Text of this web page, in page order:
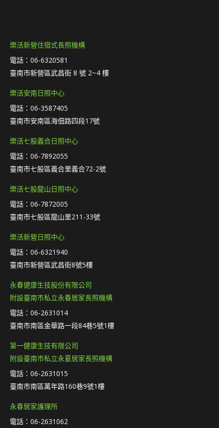
樂活新營住宿式長照機構
電話：06-6320581
臺南市新營區武昌街 8 號 2~4 樓
樂活安南日照中心
電話：06-3587405
臺南市安南區海佃路四段17號
樂活七股義合日照中心
電話：06-7892055
臺南市七股區義合里義合72-2號
樂活七股龍山日照中心
電話：06-7872005
臺南市七股區龍山里211-33號
樂活新營日照中心
電話：06-6321940
臺南市新營區武昌街8號5樓
永春健康生技股份有限公司
附設臺南市私立永春居家長照機構
電話：06-2631014
臺南市南區金華路一段84巷5號1樓
第一健康生技有限公司
附設臺南市私立永夏居家長照機構
電話：06-2631015
臺南市南區萬年路160巷9號1樓
永春居家護理所
電話：06-2631062